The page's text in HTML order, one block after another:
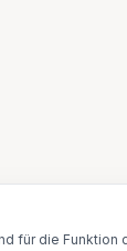
für die Funktion